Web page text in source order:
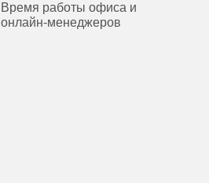
Время работы офиса и
онлайн-менеджеров